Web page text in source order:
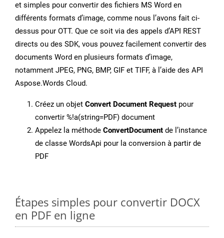
et simples pour convertir des fichiers MS Word en
différents formats d’image, comme nous l’avons fait ci-
dessus pour OTT. Que ce soit via des appels d’API REST
directs ou des SDK, vous pouvez facilement convertir des
documents Word en plusieurs formats d’image,
notamment JPEG, PNG, BMP, GIF et TIFF, à l’aide des API
Aspose.Words Cloud.
Créez un objet Convert Document Request pour
convertir %!a(string=PDF) document
Appelez la méthode ConvertDocument de l’instance
de classe WordsApi pour la conversion à partir de
PDF
Étapes simples pour convertir DOCX
en PDF en ligne